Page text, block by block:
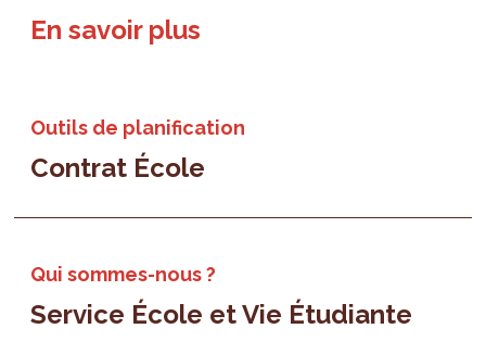
En savoir plus
Outils de planification
Contrat École
Qui sommes-nous ?
Service École et Vie Étudiante